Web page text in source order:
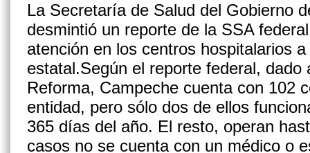
La Secretaría de Salud del Gobierno
desmintió un reporte de la SSA
atención en los centros hospitalarios
estatal.Según el reporte federal, dado
Reforma, Campeche cuenta con 102
entidad, pero sólo dos de ellos
365 días del año. El resto, operan
casos no se cuenta con un médico o